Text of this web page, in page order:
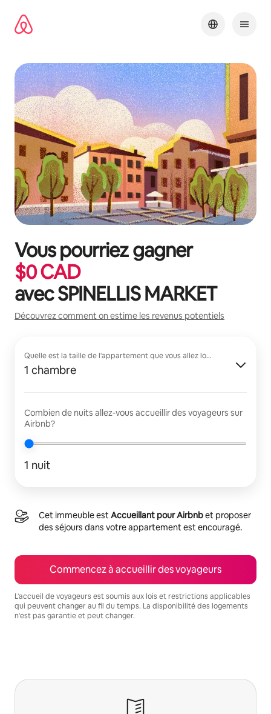
directement
Vous pourriez gagner
$0CAD
avecSPINELLIS MARKET
Découvrez comment on estime les revenus potentiels
Quelle est la taille de l'appartement que vous allez louer?
1 chambre
Combien de nuits allez-vous accueillir des voyageurs sur
Airbnb?
1 nuit
Cet immeuble estAccueillant pour Airbnbet proposer
des séjours dans votre appartement est encouragé.
Commencez à accueillir des voyageurs
L'accueil de voyageurs est soumis aux lois et restrictions applicables
qui peuvent changer au fil du temps. La disponibilité des logements
n'est pas garantie et peut changer.